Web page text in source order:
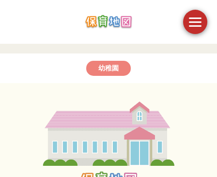
幼稚園